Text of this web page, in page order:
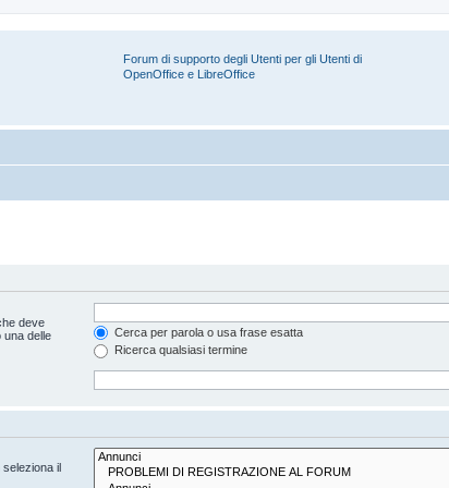
Forum di supporto degli Utenti per gli Utenti di
OpenOffice e LibreOffice
deve
una delle
Cerca per parola o usa frase esatta
Ricerca qualsiasi termine
il